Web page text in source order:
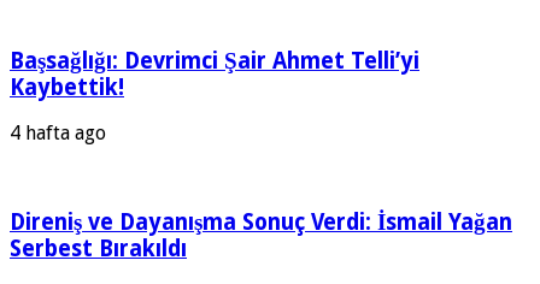
Başsağlığı: Devrimci Şair Ahmet Telli’yi
Kaybettik!
4 hafta ago
Direniş ve Dayanışma Sonuç Verdi: İsmail Yağan
Serbest Bırakıldı